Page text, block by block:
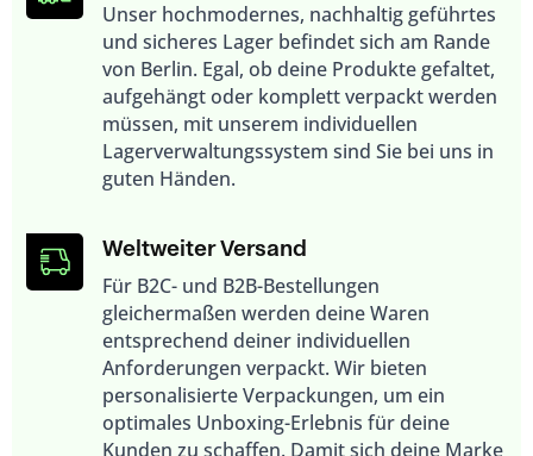
Unser hochmodernes, nachhaltig geführtes
und sicheres Lager befindet sich am Rande
von Berlin. Egal, ob deine Produkte gefaltet,
aufgehängt oder komplett verpackt werden
müssen, mit unserem individuellen
Lagerverwaltungs­system sind Sie bei uns in
guten Händen.
Weltweiter Versand
Für B2C- und B2B-Bestellungen
gleichermaßen werden deine Waren
entsprechend deiner individuellen
Anforderungen verpackt. Wir bieten
personalisierte Verpackungen, um ein
optimales Unboxing-Erlebnis für deine
Kunden zu schaffen. Damit sich deine Marke